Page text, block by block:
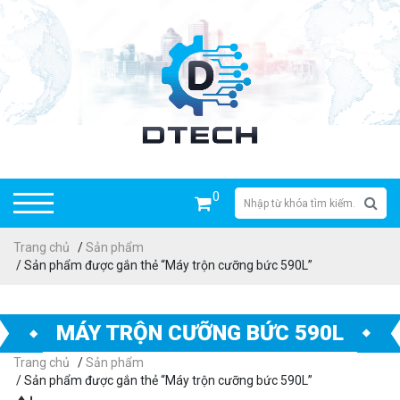
0
Trang chủ /Sản phẩm
/ Sản phẩm được gắn thẻ “Máy trộn cưỡng bức 590L”
MÁY TRỘN CƯỠNG BỨC 590L
Trang chủ /Sản phẩm
/ Sản phẩm được gắn thẻ “Máy trộn cưỡng bức 590L”